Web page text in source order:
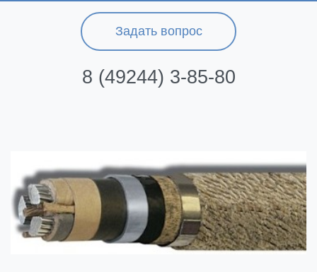
Задать вопрос
8 (49244) 3-85-80